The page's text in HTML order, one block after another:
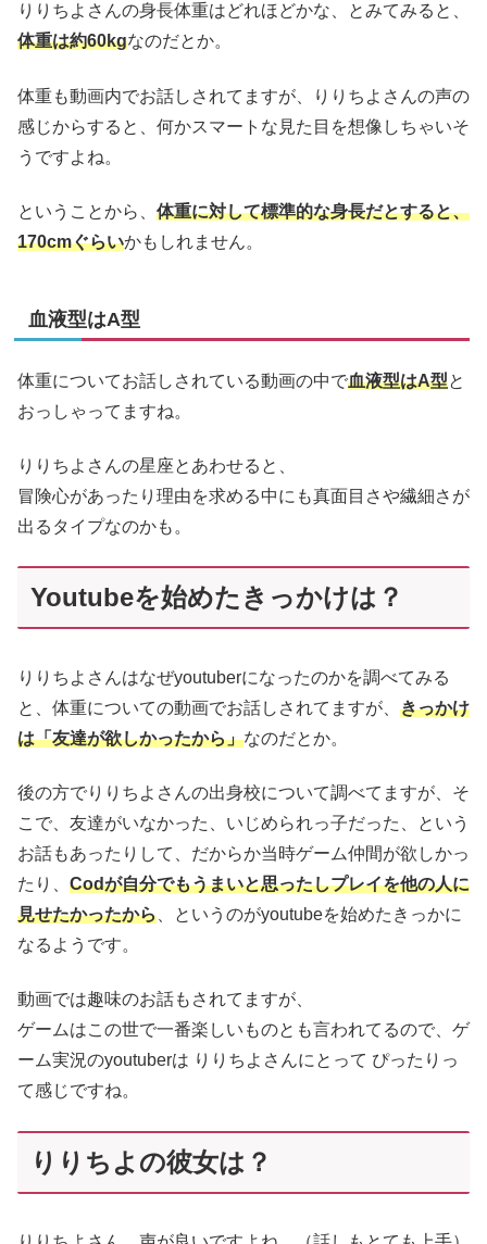
りりちよさんの身長体重はどれほどかな、とみてみると、
体重は約60kgなのだとか。
体重も動画内でお話しされてますが、りりちよさんの声の
感じからすると、何かスマートな見た目を想像しちゃいそ
うですよね。
ということから、 体重に対して標準的な身長だとすると、
170cmぐらいかもしれません。
血液型はA型
体重についてお話しされている動画の中で血液型はA型と
おっしゃってますね。
りりちよさんの星座とあわせると、
冒険心があったり理由を求める中にも真面目さや繊細さが
出るタイプなのかも。
Youtubeを始めたきっかけは？
りりちよさんはなぜyoutuberになったのかを調べてみる
と、体重についての動画でお話しされてますが、 きっかけ
は「友達が欲しかったから」なのだとか。
後の方でりりちよさんの出身校について調べてますが、そ
こで、友達がいなかった、いじめられっ子だった、という
お話もあったりして、だからか当時ゲーム仲間が欲しかっ
たり、 Codが自分でもうまいと思ったしプレイを他の人に
見せたかったから 、というのがyoutubeを始めたきっかに
なるようです。
動画では趣味のお話もされてますが、
ゲームはこの世で一番楽しいものとも言われてるので、ゲ
ーム実況のyoutuberは りりちよさんにとって ぴったりっ
て感じですね。
りりちよの彼女は？